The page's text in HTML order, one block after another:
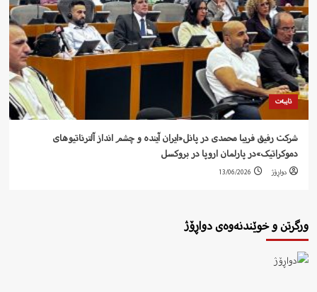
تایبەت
شرکت رفيق فریبا محمدی در پانل«ایران آیندە و چشم انداز آلترناتیوهای
دموکراتیک»در پارلمان اروپا در بروکسل
دواڕۆژ 13/06/2026
ورگرتن و خوێندنەوەی دواڕۆژ